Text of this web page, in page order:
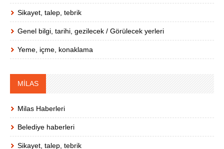
Sikayet, talep, tebrik
Genel bilgi, tarihi, gezilecek / Görülecek yerleri
Yeme, içme, konaklama
MİLAS
Milas Haberleri
Belediye haberleri
Sikayet, talep, tebrik